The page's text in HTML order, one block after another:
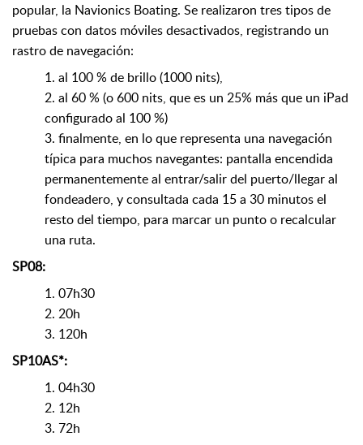
popular, la Navionics Boating. Se realizaron tres tipos de
pruebas con datos móviles desactivados, registrando un
rastro de navegación:
1. al 100 % de brillo (1000 nits),
2. al 60 % (o 600 nits, que es un 25% más que un iPad
configurado al 100 %)
3. finalmente, en lo que representa una navegación
típica para muchos navegantes: pantalla encendida
permanentemente al entrar/salir del puerto/llegar al
fondeadero, y consultada cada 15 a 30 minutos el
resto del tiempo, para marcar un punto o recalcular
una ruta.
SP08:
1. 07h30
2. 20h
3. 120h
SP10AS*:
1. 04h30
2. 12h
3. 72h